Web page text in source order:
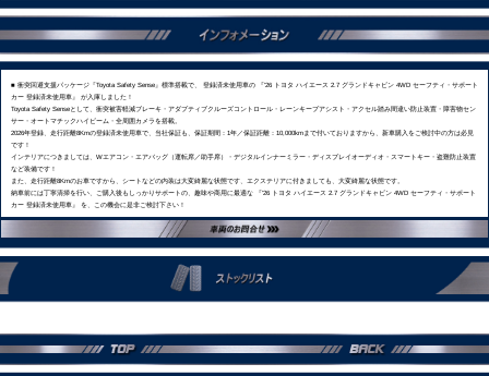
■ 衝突回避支援パッケージ『Toyota Safety Sense』標準搭載で、 登録済未使用車の 『'26 トヨタ ハイエース 2.7 グランドキャビン 4WD セーフティ・サポート
カー 登録済未使用車』 が入庫しました！
Toyota Safety Senseとして、衝突被害軽減ブレーキ・アダプティブクルーズコントロール・レーンキープアシスト・アクセル踏み間違い防止装置・障害物セン
サー・オートマチックハイビーム・全周囲カメラを搭載。
2026年登録、走行距離8Kmの登録済未使用車で、当社保証も、保証期間：1年／保証距離：10,000kmまで付いておりますから、新車購入をご検討中の方は必見
です！
インテリアにつきましては、Wエアコン・エアバッグ（運転席／助手席）・デジタルインナーミラー・ディスプレイオーディオ・スマートキー・盗難防止装置
など装備です！
また、走行距離8Kmのお車ですから、シートなどの内装は大変綺麗な状態です、エクステリアに付きましても、大変綺麗な状態です。
納車前には丁寧清掃を行い、ご購入後もしっかりサポートの、趣味や商用に最適な 『'26 トヨタ ハイエース 2.7 グランドキャビン 4WD セーフティ・サポート
カー 登録済未使用車』 を、この機会に是非ご検討下さい！